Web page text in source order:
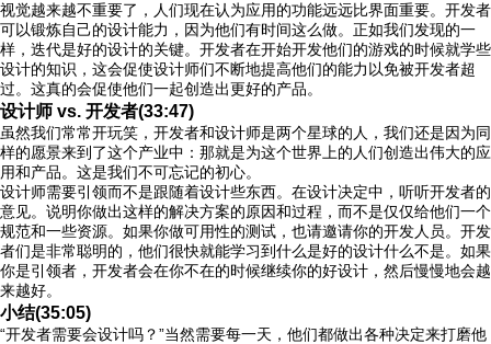
视觉越来越不重要了，人们现在认为应用的功能远远比界面重要。开发者
可以锻炼自己的设计能力，因为他们有时间这么做。正如我们发现的一
样，迭代是好的设计的关键。开发者在开始开发他们的游戏的时候就学些
设计的知识，这会促使设计师们不断地提高他们的能力以免被开发者超
过。这真的会促使他们一起创造出更好的产品。
设计师 vs. 开发者(33:47)
虽然我们常常开玩笑，开发者和设计师是两个星球的人，我们还是因为同
样的愿景来到了这个产业中：那就是为这个世界上的人们创造出伟大的应
用和产品。这是我们不可忘记的初心。
设计师需要引领而不是跟随着设计些东西。在设计决定中，听听开发者的
意见。说明你做出这样的解决方案的原因和过程，而不是仅仅给他们一个
规范和一些资源。如果你做可用性的测试，也请邀请你的开发人员。开发
者们是非常聪明的，他们很快就能学习到什么是好的设计什么不是。如果
你是引领者，开发者会在你不在的时候继续你的好设计，然后慢慢地会越
来越好。
小结(35:05)
“开发者需要会设计吗？”当然需要每一天，他们都做出各种决定来打磨他